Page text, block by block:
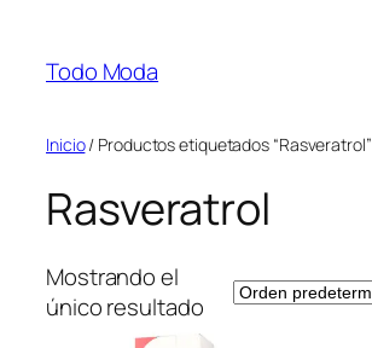
contenido
Todo Moda
Inicio/ Productos etiquetados “Rasveratrol”
Rasveratrol
Mostrando el
único resultado